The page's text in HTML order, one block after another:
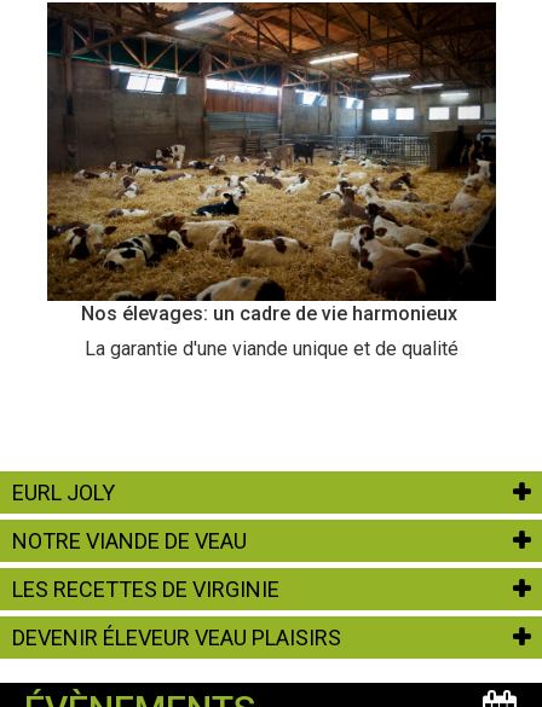
Nos élevages: un cadre de vie harmonieux
La garantie d'une viande unique et de qualité
EURL JOLY
NOTRE VIANDE DE VEAU
LES RECETTES DE VIRGINIE
DEVENIR ÉLEVEUR VEAU PLAISIRS